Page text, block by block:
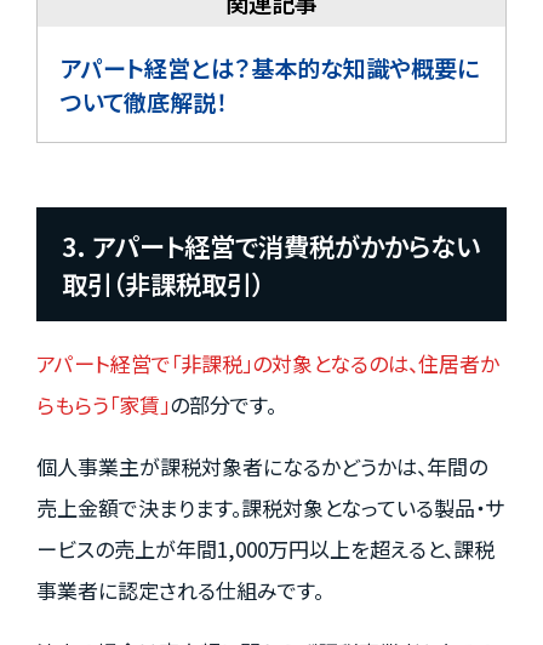
アパート経営とは？基本的な知識や概要に
ついて徹底解説！
3. アパート経営で消費税がかからない
取引（非課税取引）
アパート経営で「非課税」の対象となるのは、住居者か
らもらう「家賃」の部分です。
個人事業主が課税対象者になるかどうかは、年間の
売上金額で決まります。課税対象となっている製品・サ
ービスの売上が年間1,000万円以上を超えると、課税
事業者に認定される仕組みです。